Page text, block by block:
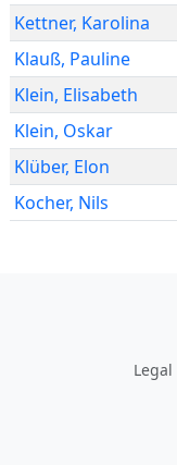
Kettner, Karolina
Klauß, Pauline
Klein, Elisabeth
Klein, Oskar
Klüber, Elon
Kocher, Nils
Legal